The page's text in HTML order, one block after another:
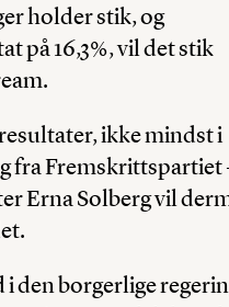
holder stik, og
på 16,3%, vil det stik
ikke mindst i
fra Fremskrittspartiet
Erna Solberg vil
den borgerlige